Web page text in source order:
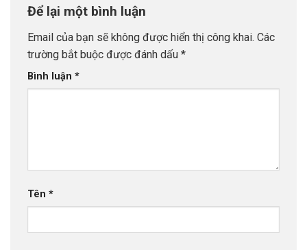
Để lại một bình luận
Email của bạn sẽ không được hiển thị công khai. Các
trường bắt buộc được đánh dấu *
Bình luận *
Tên *